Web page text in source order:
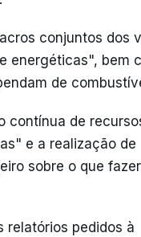
conjuntos dos
energéticas", bem
de
contínua de
e a realização de
sobre o que
relatórios pedidos à